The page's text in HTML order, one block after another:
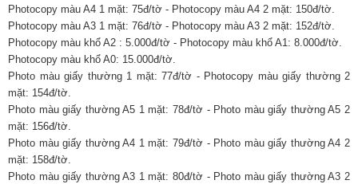
Photocopy màu A4 1 mặt: 75đ/tờ - Photocopy màu A4 2 mặt: 150đ/tờ.
Photocopy màu A3 1 mặt: 76đ/tờ - Photocopy màu A3 2 mặt: 152đ/tờ.
Photocopy màu khổ A2 : 5.000đ/tờ - Photocopy màu khổ A1: 8.000đ/tờ.
Photocopy màu khổ A0: 15.000đ/tờ.
Photo màu giấy thường 1 mặt: 77đ/tờ - Photocopy màu giấy thường 2
mặt: 154đ/tờ.
Photo màu giấy thường A5 1 mặt: 78đ/tờ - Photo màu giấy thường A5 2
mặt: 156đ/tờ.
Photo màu giấy thường A4 1 mặt: 79đ/tờ - Photo màu giấy thường A4 2
mặt: 158đ/tờ.
Photo màu giấy thường A3 1 mặt: 80đ/tờ - Photo màu giấy thường A3 2